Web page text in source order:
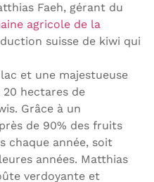
Faeh, gérant du
agricole de la
suisse de kiwi qui
et une majestueuse
hectares de
Grâce à un
de 90% des fruits
chaque année, soit
années. Matthias
verdoyante et